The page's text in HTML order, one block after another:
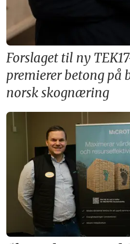
Forslaget til ny
premierer betong på
norsk skognæring